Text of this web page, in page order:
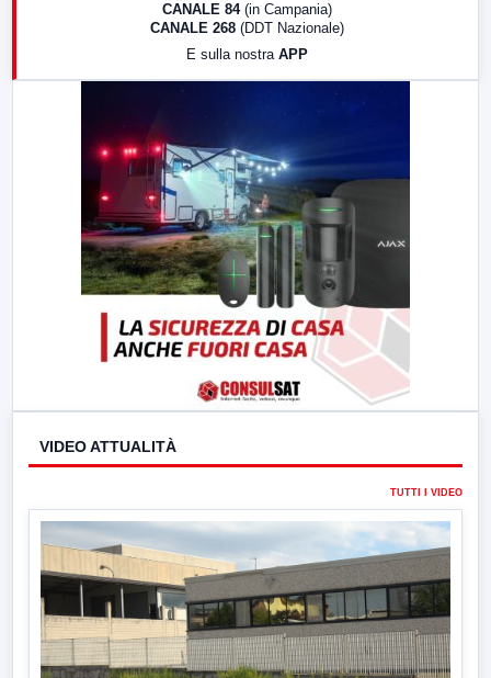
CANALE 84 (in Campania)
CANALE 268 (DDT Nazionale)
E sulla nostra APP
VIDEO ATTUALITÀ
TUTTI I VIDEO